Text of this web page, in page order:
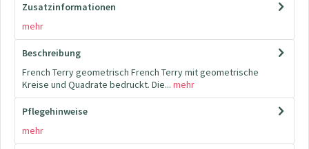
Zusatzinformationen
mehr
Beschreibung
French Terry geometrisch French Terry mit geometrische
Kreise und Quadrate bedruckt. Die... mehr
Pflegehinweise
mehr